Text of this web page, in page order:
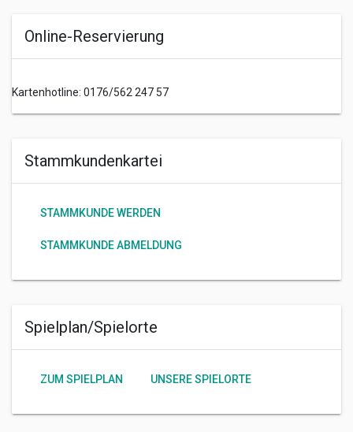
Online-Reservierung
Kartenhotline: 0176/562 247 57
Stammkundenkartei
STAMMKUNDE WERDEN
STAMMKUNDE ABMELDUNG
Spielplan/Spielorte
ZUM SPIELPLAN UNSERE SPIELORTE